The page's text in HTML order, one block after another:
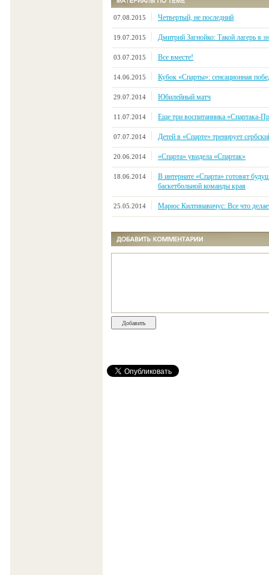
07.08.2015 Четвертый, не последний
19.07.2015 Дмитрий Загнойко: Такой лагерь я
03.07.2015 Все вместе!
14.06.2015 Кубок «Спарты»: сенсационная
29.07.2014 Юбилейный матч
11.07.2014 Еще три воспитанника «Спартака-
07.07.2014 Детей в «Спарте» тренирует
20.06.2014 «Спарта» увидела «Спартак»
18.06.2014
В интернате «Спарта» готовят
баскетбольной команды края
25.05.2014 Марюс Килтинавичус: Все что